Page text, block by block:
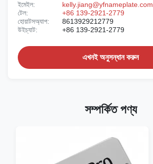
ইমেইল:
kelly.jiang@yfnameplate.com
টেল:
+86 139-2921-2779
হোয়াটসঅ্যাপ:
8613929212779
উইচ্যাট:
+86 139-2921-2779
এখনই অনুসন্ধান করুন
সম্পর্কিত পণ্য